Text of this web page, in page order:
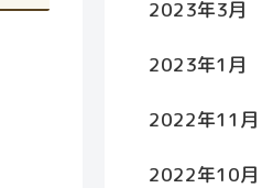
2023年3月
2023年1月
2022年11月
2022年10月